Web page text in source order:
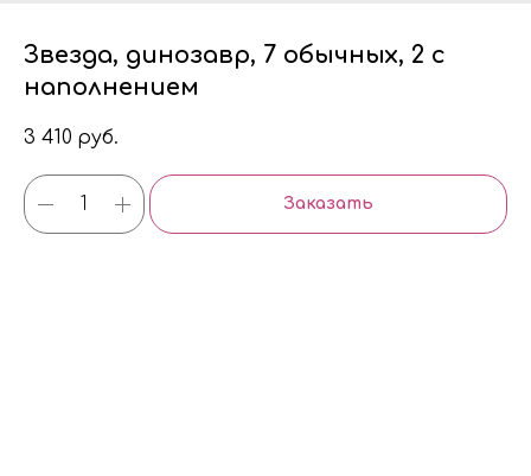
Звезда, динозавр, 7 обычных, 2 с
наполнением
3 410 руб.
Заказать